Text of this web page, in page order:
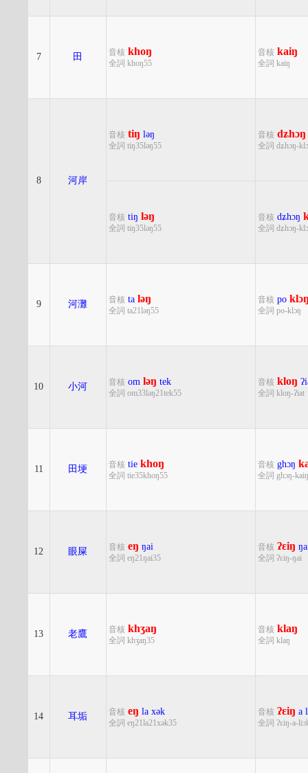
7 田 音核 khoŋ
全詞 khoŋ55
音核 kaiŋ
全詞 kaiŋ
8 河岸
音核 tiŋ ləŋ
全詞 tiŋ35ləŋ55
音核 dʑhɔŋ
全詞 dʑhɔŋ-
音核 tiŋ ləŋ
全詞 tiŋ35ləŋ55
音核 dʑhɔŋ
全詞 dʑhɔŋ-
9 河灘 音核 ta ləŋ
全詞 ta21ləŋ55
音核 po
全詞 po-klɔŋ
10 小河 音核 om ləŋ tek
全詞 om33ləŋ21tek55
音核 kloŋ
全詞 kloŋ-ʔiat
11 田埂 音核 tie khoŋ
全詞 tie35khoŋ55
音核 ghɔŋ
全詞 ghɔŋ-kaiŋ
12 眼屎 音核 eŋ ŋai
全詞 eŋ21ŋai35
音核 ʔɛiŋ
全詞 ʔɛiŋ-ŋai
13 老鷹 音核 khʒaŋ
全詞 khʒaŋ35
音核 klaŋ
全詞 klaŋ
14 耳垢 音核 eŋ la xək
全詞 eŋ21la21xək35
音核 ʔɛiŋ a
全詞 ʔɛiŋ-a-